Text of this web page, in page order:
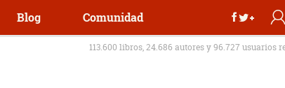
Blog Comunidad
113.600 libros, 24.686 autores y 96.727 usuarios